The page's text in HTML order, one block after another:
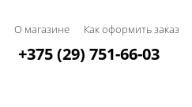
О магазине Как оформить заказ
+375 (29) 751-66-03